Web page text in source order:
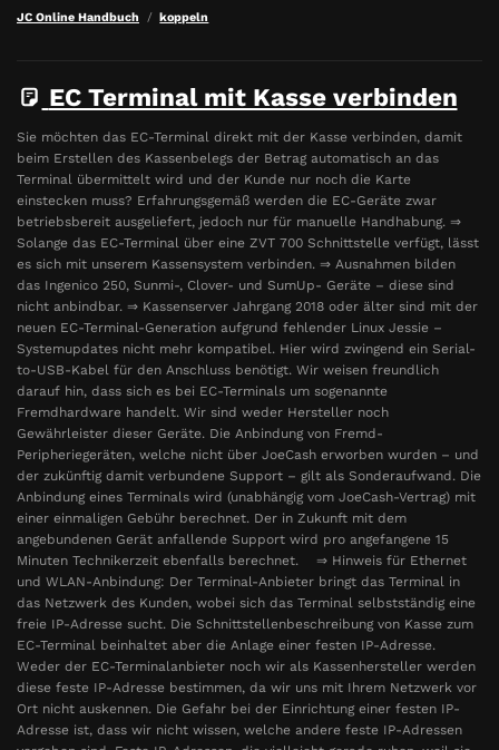
JC Online Handbuch koppeln
EC Terminal mit Kasse verbinden
Sie möchten das EC-Terminal direkt mit der Kasse verbinden, damit
beim Erstellen des Kassenbelegs der Betrag automatisch an das
Terminal übermittelt wird und der Kunde nur noch die Karte
einstecken muss? Erfahrungsgemäß werden die EC-Geräte zwar
betriebsbereit ausgeliefert, jedoch nur für manuelle Handhabung. ⇒
Solange das EC-Terminal über eine ZVT 700 Schnittstelle verfügt, lässt
es sich mit unserem Kassensystem verbinden. ⇒ Ausnahmen bilden
das Ingenico 250, Sunmi-, Clover- und SumUp- Geräte – diese sind
nicht anbindbar. ⇒ Kassenserver Jahrgang 2018 oder älter sind mit der
neuen EC-Terminal-Generation aufgrund fehlender Linux Jessie –
Systemupdates nicht mehr kompatibel. Hier wird zwingend ein Serial-
to-USB-Kabel für den Anschluss benötigt. Wir weisen freundlich
darauf hin, dass sich es bei EC-Terminals um sogenannte
Fremdhardware handelt. Wir sind weder Hersteller noch
Gewährleister dieser Geräte. Die Anbindung von Fremd-
Peripheriegeräten, welche nicht über JoeCash erworben wurden – und
der zukünftig damit verbundene Support – gilt als Sonderaufwand. Die
Anbindung eines Terminals wird (unabhängig vom JoeCash-Vertrag) mit
einer einmaligen Gebühr berechnet. Der in Zukunft mit dem
angebundenen Gerät anfallende Support wird pro angefangene 15
Minuten Technikerzeit ebenfalls berechnet. ⇒ Hinweis für Ethernet
und WLAN-Anbindung: Der Terminal-Anbieter bringt das Terminal in
das Netzwerk des Kunden, wobei sich das Terminal selbstständig eine
freie IP-Adresse sucht. Die Schnittstellenbeschreibung von Kasse zum
EC-Terminal beinhaltet aber die Anlage einer festen IP-Adresse.
Weder der EC-Terminalanbieter noch wir als Kassenhersteller werden
diese feste IP-Adresse bestimmen, da wir uns mit Ihrem Netzwerk vor
Ort nicht auskennen. Die Gefahr bei der Einrichtung einer festen IP-
Adresse ist, dass wir nicht wissen, welche andere feste IP-Adressen